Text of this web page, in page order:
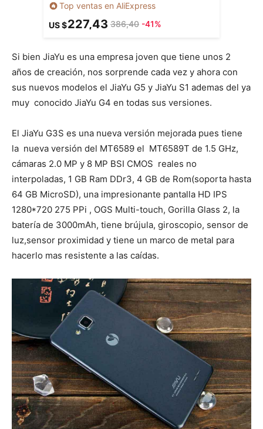
Top ventas en AliExpress
US $227,43 386,40 -41%
Si bien JiaYu es una empresa joven que tiene unos 2
años de creación, nos sorprende cada vez y ahora con
sus nuevos modelos el JiaYu G5 y JiaYu S1 ademas del ya
muy conocido JiaYu G4 en todas sus versiones.
El JiaYu G3S es una nueva versión mejorada pues tiene
la nueva versión del MT6589 el MT6589T de 1.5 GHz,
cámaras 2.0 MP y 8 MP BSI CMOS reales no
interpoladas, 1 GB Ram DDr3, 4 GB de Rom(soporta hasta
64 GB MicroSD), una impresionante pantalla HD IPS
1280*720 275 PPi , OGS Multi-touch, Gorilla Glass 2, la
batería de 3000mAh, tiene brújula, giroscopio, sensor de
luz,sensor proximidad y tiene un marco de metal para
hacerlo mas resistente a las caídas.